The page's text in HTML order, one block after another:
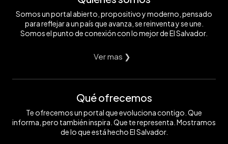
Somos un portal abierto, propositivo y moderno, pensado
para reflejar a un país que avanza, se reinventa y se une.
Somos el punto de conexión con lo mejor de El Salvador.
Ver mas ❯
Qué ofrecemos
Te ofrecemos un portal que evoluciona contigo. Que
informa, pero también inspira. Que te representa. Mostramos
de lo que está hecho El Salvador.